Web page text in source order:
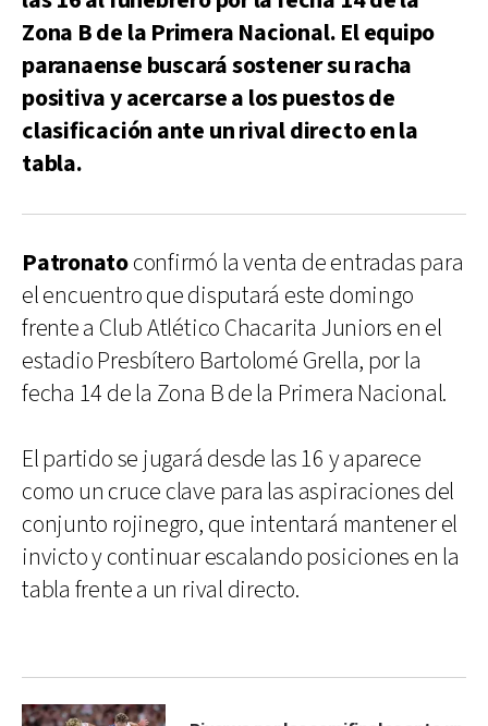
Zona B de la Primera Nacional. El equipo
paranaense buscará sostener su racha
positiva y acercarse a los puestos de
clasificación ante un rival directo en la
tabla.
Patronatoconfirmó la venta de entradas para
el encuentro que disputará este domingo
frente a Club Atlético Chacarita Juniors en el
estadio Presbítero Bartolomé Grella, por la
fecha 14 de la Zona B de la Primera Nacional.
El partido se jugará desde las 16 y aparece
como un cruce clave para las aspiraciones del
conjunto rojinegro, que intentará mantener el
invicto y continuar escalando posiciones en la
tabla frente a un rival directo.